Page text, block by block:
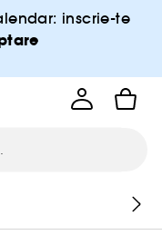
inscrie-te